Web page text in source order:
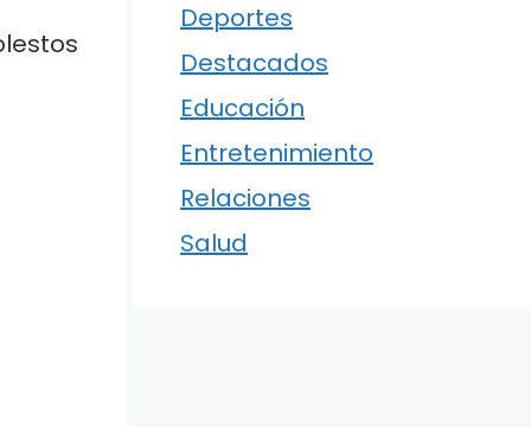
Deportes
Destacados
Educación
Entretenimiento
Relaciones
Salud